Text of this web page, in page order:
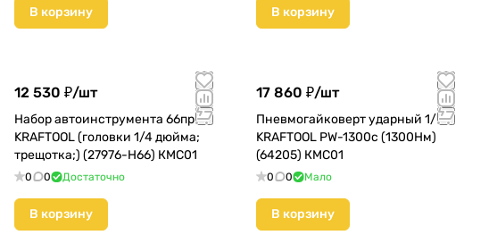
В корзину В корзину
12 530 ₽/шт
Набор автоинструмента 66пр
KRAFTOOL (головки 1/4 дюйма;
трещотка;) (27976-H66) КМС01
0 0 Достаточно
В корзину
17 860 ₽/шт
Пневмогайковерт ударный 1/2"
KRAFTOOL PW-1300c (1300Hм)
(64205) КМС01
0 0 Мало
В корзину